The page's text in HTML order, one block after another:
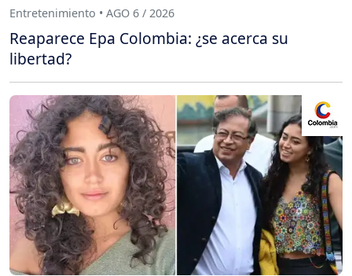
Entretenimiento • AGO 6 / 2026
Reaparece Epa Colombia: ¿se acerca su
libertad?